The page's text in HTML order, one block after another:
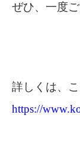
ぜひ、一度ご
詳しくは、
https://